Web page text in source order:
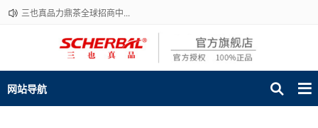
三也真品力鼎茶全球招商中...
网站导航